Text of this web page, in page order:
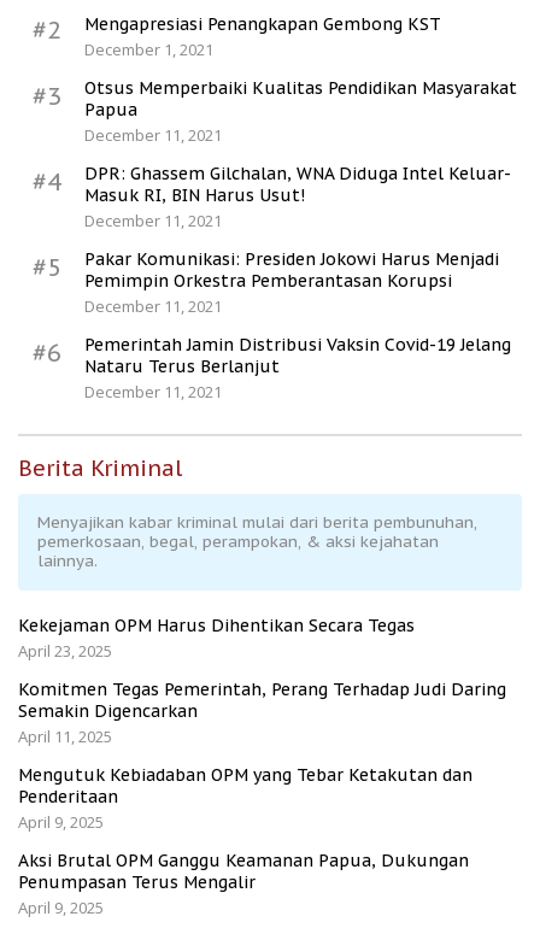
#2
Mengapresiasi Penangkapan Gembong KST
December 1, 2021
#3
Otsus Memperbaiki Kualitas Pendidikan Masyarakat
Papua
December 11, 2021
#4
DPR: Ghassem Gilchalan, WNA Diduga Intel Keluar-
Masuk RI, BIN Harus Usut!
December 11, 2021
#5
Pakar Komunikasi: Presiden Jokowi Harus Menjadi
Pemimpin Orkestra Pemberantasan Korupsi
December 11, 2021
#6
Pemerintah Jamin Distribusi Vaksin Covid-19 Jelang
Nataru Terus Berlanjut
December 11, 2021
Berita Kriminal
Menyajikan kabar kriminal mulai dari berita pembunuhan,
pemerkosaan, begal, perampokan, & aksi kejahatan
lainnya.
Kekejaman OPM Harus Dihentikan Secara Tegas
April 23, 2025
Komitmen Tegas Pemerintah, Perang Terhadap Judi Daring
Semakin Digencarkan
April 11, 2025
Mengutuk Kebiadaban OPM yang Tebar Ketakutan dan
Penderitaan
April 9, 2025
Aksi Brutal OPM Ganggu Keamanan Papua, Dukungan
Penumpasan Terus Mengalir
April 9, 2025